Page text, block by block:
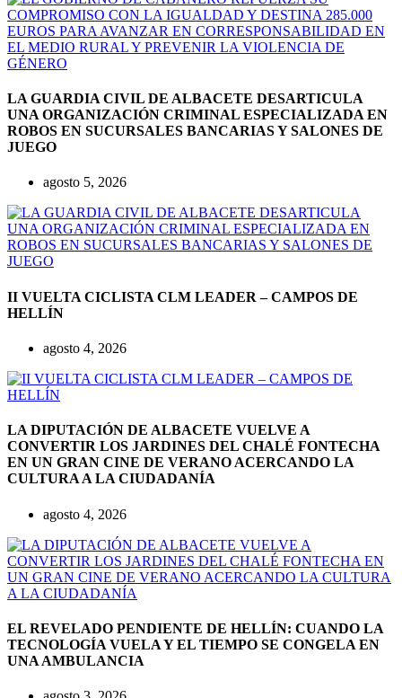
LA GUARDIA CIVIL DE ALBACETE DESARTICULA
UNA ORGANIZACIÓN CRIMINAL ESPECIALIZADA EN
ROBOS EN SUCURSALES BANCARIAS Y SALONES DE
JUEGO
agosto 5, 2026
II VUELTA CICLISTA CLM LEADER – CAMPOS DE
HELLÍN
agosto 4, 2026
LA DIPUTACIÓN DE ALBACETE VUELVE A
CONVERTIR LOS JARDINES DEL CHALÉ FONTECHA
EN UN GRAN CINE DE VERANO ACERCANDO LA
CULTURA A LA CIUDADANÍA
agosto 4, 2026
EL REVELADO PENDIENTE DE HELLÍN: CUANDO LA
TECNOLOGÍA VUELA Y EL TIEMPO SE CONGELA EN
UNA AMBULANCIA